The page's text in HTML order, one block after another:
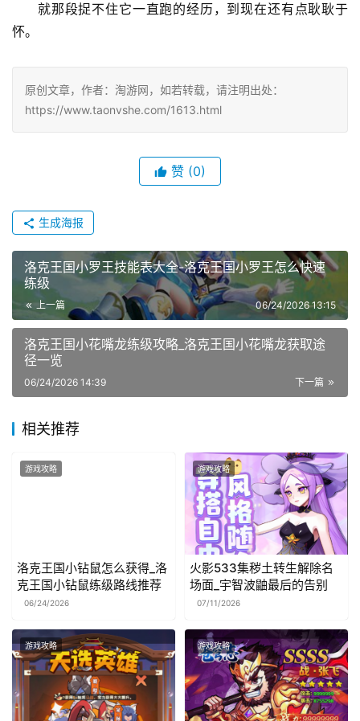
就那段捉不住它一直跑的经历，到现在还有点耿耿于
怀。
原创文章，作者：淘游网，如若转载，请注明出处：
https://www.taonvshe.com/1613.html
赞 (0)
生成海报
洛克王国小罗王技能表大全-洛克王国小罗王怎么快速
练级
上一篇 06/24/2026 13:15
洛克王国小花嘴龙练级攻略_洛克王国小花嘴龙获取途
径一览
下一篇
06/24/2026 14:39
相关推荐
游戏攻略
洛克王国小钻鼠怎么获得_洛
克王国小钻鼠练级路线推荐
06/24/2026
游戏攻略
火影533集秽土转生解除名
场面_宇智波鼬最后的告别
07/11/2026
游戏攻略 游戏攻略